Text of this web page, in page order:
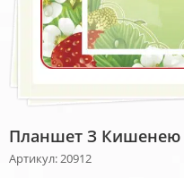
Планшет З Кишенею
Артикул: 20912